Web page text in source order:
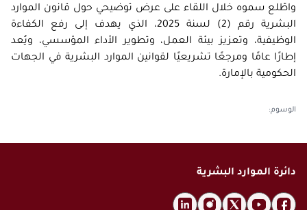
التأمين الصحي
سياسة البيانات المفتوحة
طلب بيانات إضافية
الأسئلة الشائعة
القوانين والتشريعات
الفعاليات
معرض الصور
الإصدارات
واطّلع سموه خلال اللقاء على عرض توضيحي حول قانون الموارد
البشرية رقم (2) لسنة 2025، الذي يهدف إلى رفع الكفاءة
الوظيفية، وتعزيز بيئة العمل، وتطوير الأداء المؤسسي، ويُعد
إطارًا عامًا ومرجعًا تشريعيًا لقوانين الموارد البشرية في الجهات
الحكومية بالإمارة.⁩
الوسوم:
دائرة الموارد البشرية